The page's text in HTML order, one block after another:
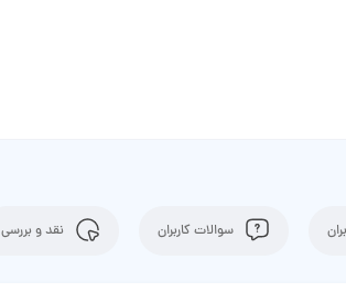
سوالات کاربران نقد و بررسی